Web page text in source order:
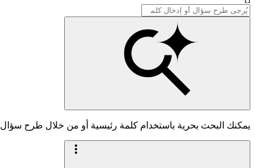
يمكنك البحث بحرية باستخدام كلمة رئيسية أو من خلال طرح سؤال